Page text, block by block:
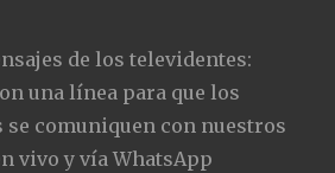
de los televidentes:
una línea para que los
se comuniquen con nuestros
vivo y vía WhatsApp